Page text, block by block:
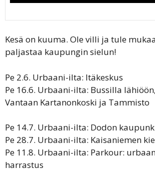
Kesä on kuuma. Ole villi ja tule
paljastaa kaupungin sielun!
Pe 2.6. Urbaani-ilta: Itäkeskus
Pe 16.6. Urbaani-ilta: Bussilla
Vantaan Kartanonkoski ja Tammisto
Pe 14.7. Urbaani-ilta: Dodon
Pe 28.7. Urbaani-ilta: Kaisaniemen
Pe 11.8. Urbaani-ilta: Parkour:
harrastus